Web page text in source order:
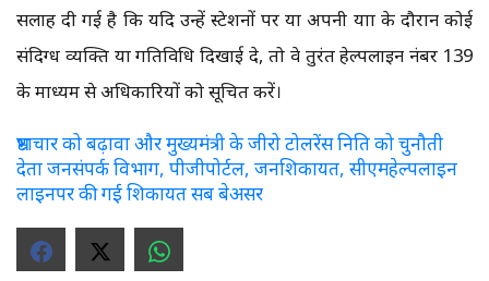
सलाह दी गई है कि यदि उन्हें स्टेशनों पर या अपनी यात्रा के दौरान कोई
संदिग्ध व्यक्ति या गतिविधि दिखाई दे, तो वे तुरंत हेल्पलाइन नंबर 139
के माध्यम से अधिकारियों को सूचित करें।
भ्रष्टाचार को बढ़ावा और मुख्यमंत्री के जीरो टोलरेंस निति को चुनौती
देता जनसंपर्क विभाग, पीजीपोर्टल, जनशिकायत, सीएमहेल्पलाइन
लाइनपर की गई शिकायत सब बेअसर